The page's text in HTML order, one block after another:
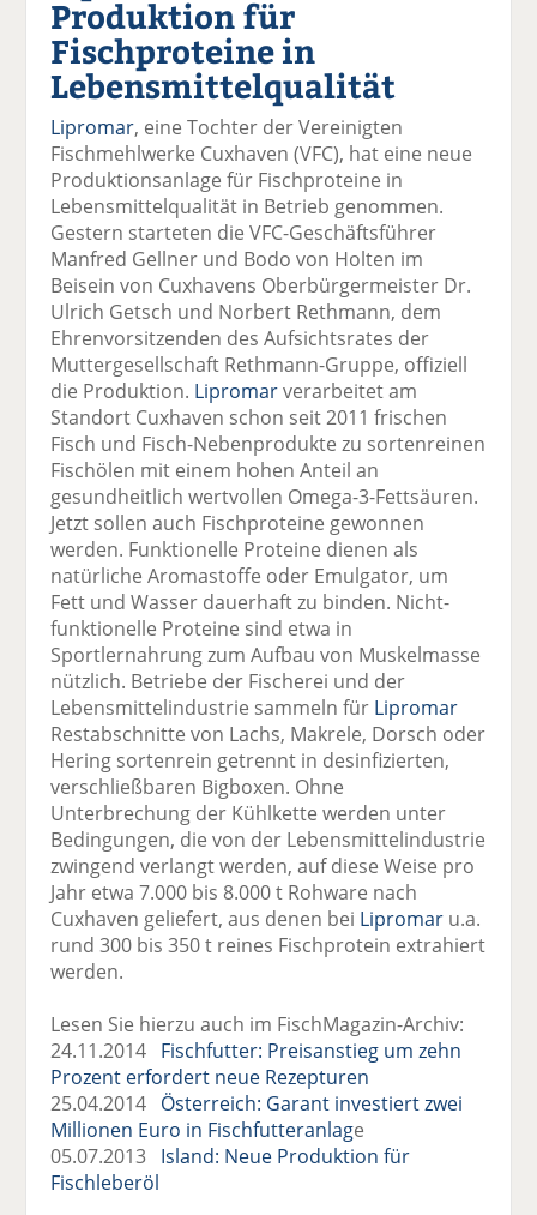
F
ac
e
b
o
o
k
te
il
e
n
tt
n
e
n
te
il
e
n
l
er
n
d
e
n
Produktion für
Fischproteine in
Lebensmittelqualität
Lipromar, eine Tochter der Vereinigten
Fischmehlwerke Cuxhaven (VFC), hat eine neue
Produktionsanlage für Fischproteine in
Lebensmittelqualität in Betrieb genommen.
Gestern starteten die VFC-Geschäftsführer
Manfred Gellner und Bodo von Holten im
Beisein von Cuxhavens Oberbürgermeister Dr.
Ulrich Getsch und Norbert Rethmann, dem
Ehrenvorsitzenden des Aufsichtsrates der
Muttergesellschaft Rethmann-Gruppe, offiziell
die Produktion. Lipromarverarbeitet am
Standort Cuxhaven schon seit 2011 frischen
Fisch und Fisch-Nebenprodukte zu sortenreinen
Fischölen mit einem hohen Anteil an
gesundheitlich wertvollen Omega-3-Fettsäuren.
Jetzt sollen auch Fischproteine gewonnen
werden. Funktionelle Proteine dienen als
natürliche Aromastoffe oder Emulgator, um
Fett und Wasser dauerhaft zu binden. Nicht-
funktionelle Proteine sind etwa in
Sportlernahrung zum Aufbau von Muskelmasse
nützlich. Betriebe der Fischerei und der
Lebensmittelindustrie sammeln für Lipromar
Restabschnitte von Lachs, Makrele, Dorsch oder
Hering sortenrein getrennt in desinfizierten,
verschließbaren Bigboxen. Ohne
Unterbrechung der Kühlkette werden unter
Bedingungen, die von der Lebensmittelindustrie
zwingend verlangt werden, auf diese Weise pro
Jahr etwa 7.000 bis 8.000 t Rohware nach
Cuxhaven geliefert, aus denen bei Lipromar u.a.
rund 300 bis 350 t reines Fischprotein extrahiert
werden.
Lesen Sie hierzu auch im FischMagazin-Archiv:
24.11.2014 Fischfutter: Preisanstieg um zehn
Prozent erfordert neue Rezepturen
25.04.2014 Österreich: Garant investiert zwei
Millionen Euro in Fischfutteranlage
05.07.2013 Island: Neue Produktion für
Fischleberöl